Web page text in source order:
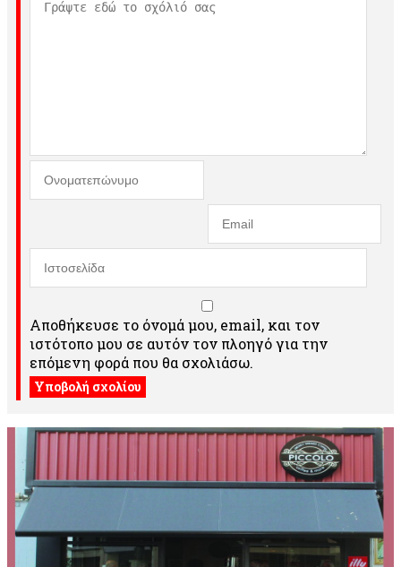
Αποθήκευσε το όνομά μου, email, και τον
ιστότοπο μου σε αυτόν τον πλοηγό για την
επόμενη φορά που θα σχολιάσω.